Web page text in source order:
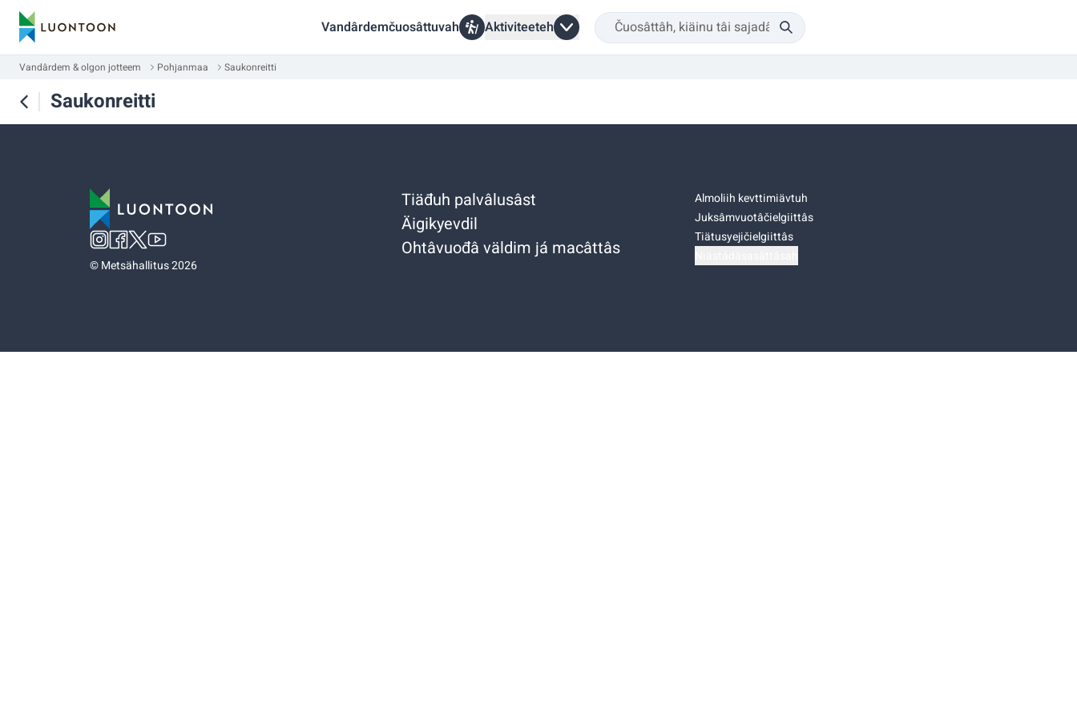
Vandârdemčuosâttuvah Aktiviteeteh
Vandârdem & olgon jotteem Pohjanmaa Saukonreitti
Saukonreitti
©Metsähallitus 2026
Tiäđuh palvâlusâst
Äigikyevdil
Ohtâvuođâ väldim já macâttâs
Almoliih kevttimiävtuh
Juksâmvuotâčielgiittâs
Tiätusyejičielgiittâs